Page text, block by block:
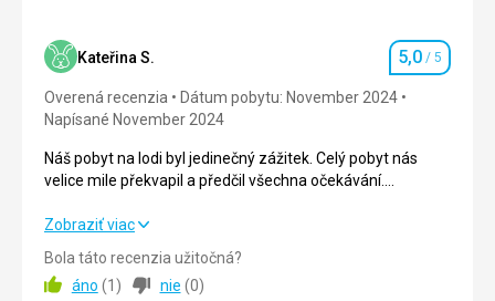
Ubytovanie 2,0/ 5
Okolie
Služby 2,0
Kateřina S. Hodnotenie
5,0 / 5
Overená recenzia
Dátum pobytu: November 2024
Napísané November 2024
Náš pobyt na lodi byl jedinečný zážitek. Celý pobyt nás
velice mile překvapil a předčil všechna očekávání.
doporučit.
Náš pobyt na lodi byl jedinečný zážitek. Celý pobyt nás
Mohu všem co ještě váhají si plavbu zakoupit , vřele
doporučit.
Zobraziť viac
Bola táto recenzia užitočná?
áno (1 ) nie (0)